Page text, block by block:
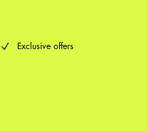
Exclusive offers